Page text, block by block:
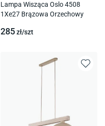
Lampa Wisząca Oslo 4508
1Xe27 Brązowa Orzechowy
285zł/szt